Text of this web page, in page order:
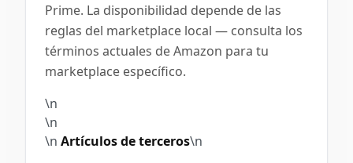
Prime. La disponibilidad depende de las
reglas del marketplace local — consulta los
términos actuales de Amazon para tu
marketplace específico.
\n
\n
\n Artículos de terceros\n